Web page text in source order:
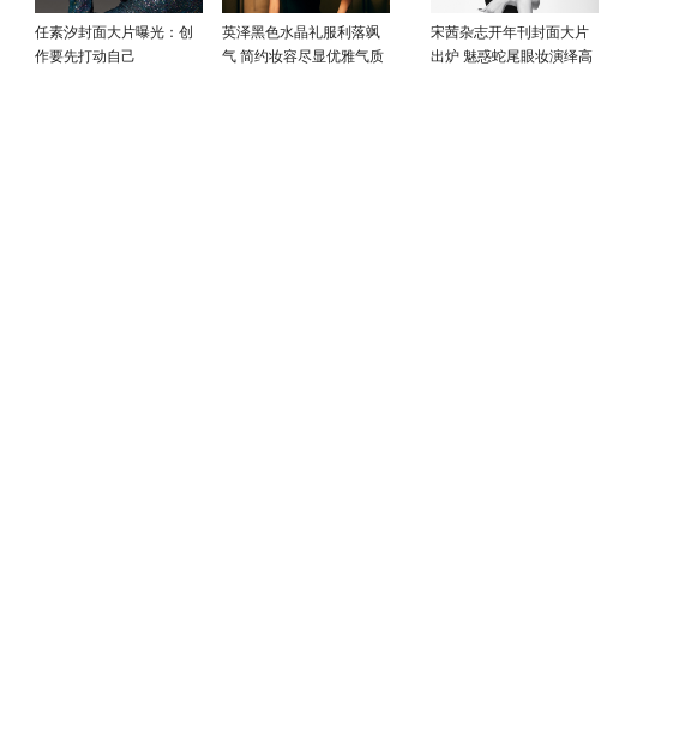
任素汐封面大片曝光：创
作要先打动自己
英泽黑色水晶礼服利落飒
气 简约妆容尽显优雅气质
宋茜杂志开年刊封面大片
出炉 魅惑蛇尾眼妆演绎高